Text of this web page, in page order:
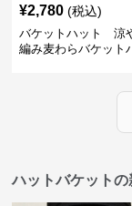
¥2,780 (税込)
バケットハット 涼
編み麦わらバケット
ハットバケット